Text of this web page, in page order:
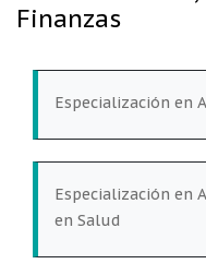
Finanzas
Especialización en
Especialización en
en Salud